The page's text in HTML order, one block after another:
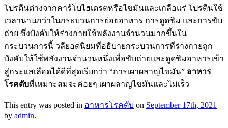
โปรตีนต่างจากคาร์โบไฮเดรตหรือไขมันและเกลือแร่ โปรตีนใช้
เวลานานกว่าในกระบวนการย่อยอาหาร การดูดซึม และการขับ
ถ่าย ซึ่งบังคับให้ร่างกายใช้พลังงานจำนวนมากขึ้นใน
กระบวนการนี้ วลียอดนิยมที่อธิบายกระบวนการที่ร่างกายถูก
บังคับให้ใช้พลังงานจำนวนหนึ่งเพื่อขับถ่ายและดูดซึมอาหารเข้า
สู่กระแสเลือดได้ดีที่สุดเรียกว่า “การเผาผลาญไขมัน” อาหาร
โรคตับที่เหมาะสมจะค่อยๆ เผาผลาญไขมันและไม่เร็ว
This entry was posted in อาหารโรคตับ on September 17th, 2021
by admin.